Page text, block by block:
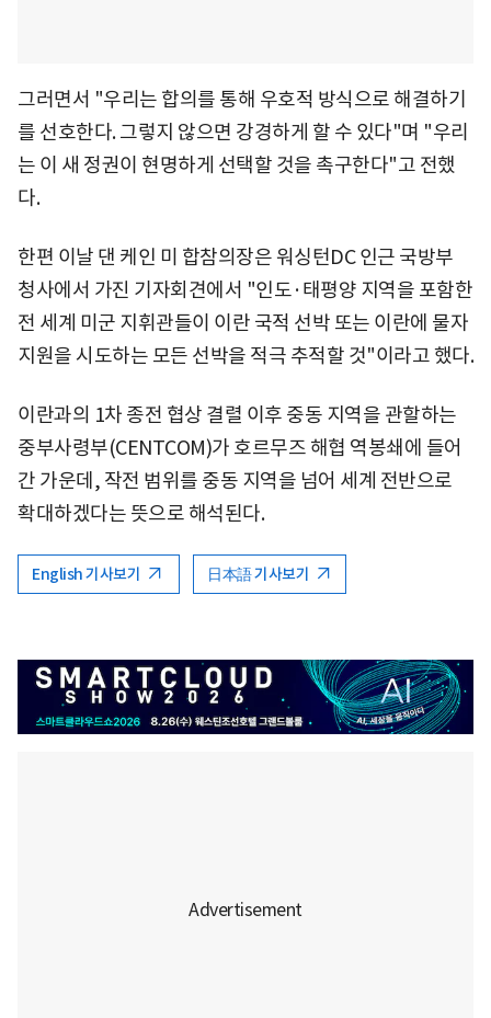
그러면서 "우리는 합의를 통해 우호적 방식으로 해결하기
를 선호한다. 그렇지 않으면 강경하게 할 수 있다"며 "우리
는 이 새 정권이 현명하게 선택할 것을 촉구한다"고 전했
다.
한편 이날 댄 케인 미 합참의장은 워싱턴DC 인근 국방부
청사에서 가진 기자회견에서 "인도·태평양 지역을 포함한
전 세계 미군 지휘관들이 이란 국적 선박 또는 이란에 물자
지원을 시도하는 모든 선박을 적극 추적할 것"이라고 했다.
이란과의 1차 종전 협상 결렬 이후 중동 지역을 관할하는
중부사령부(CENTCOM)가 호르무즈 해협 역봉쇄에 들어
간 가운데, 작전 범위를 중동 지역을 넘어 세계 전반으로
확대하겠다는 뜻으로 해석된다.
English 기사보기 日本語 기사보기